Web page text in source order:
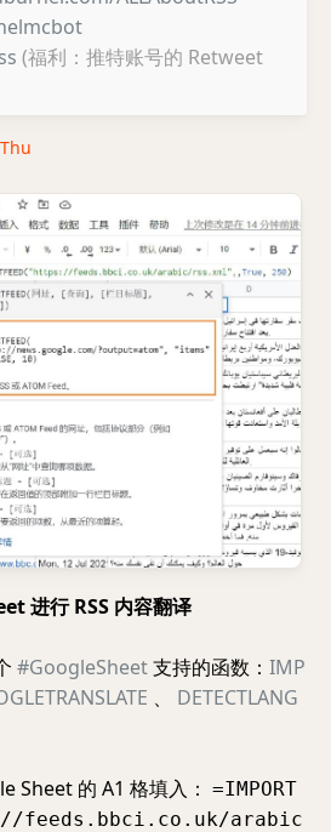
(福利：推特账号的 Retweet
进行 RSS 内容翻译
#GoogleSheet支持的函数： IMP
、 DETECTLANG
Sheet 的 A1 格填入： =IMPORT
feeds.bbci.co.uk/arabic